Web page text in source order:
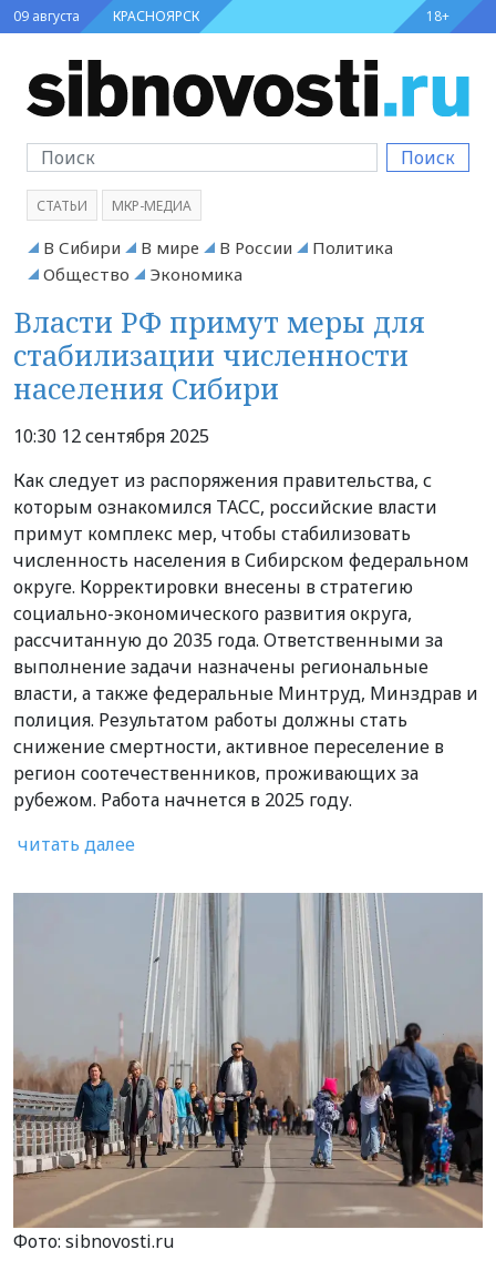
09 августа КРАСНОЯРСК 18+
Поиск
СТАТЬИ МКР-МЕДИА
В Сибири В мире В России
Политика
Общество
Экономика
Власти РФ примут меры для
стабилизации численности
населения Сибири
10:30 12 сентября 2025
Как следует из распоряжения правительства, с
которым ознакомился ТАСС, российские власти
примут комплекс мер, чтобы стабилизовать
численность населения в Сибирском федеральном
округе. Корректировки внесены в стратегию
социально-экономического развития округа,
рассчитанную до 2035 года. Ответственными за
выполнение задачи назначены региональные
власти, а также федеральные Минтруд, Минздрав и
полиция. Результатом работы должны стать
снижение смертности, активное переселение в
регион соотечественников, проживающих за
рубежом. Работа начнется в 2025 году.
читать далее
Фото: sibnovosti.ru